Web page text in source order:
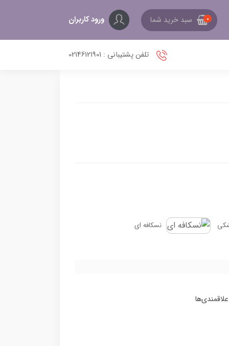
0 سبد خرید شما ورود کاربران
تلفن پشتیبانی : 02146121901
نسکافه ای